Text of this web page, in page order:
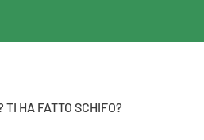
HA FATTO SCHIFO?